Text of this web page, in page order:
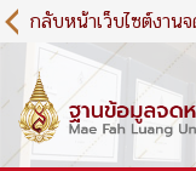
S
k
กลับหน้าเว็บไซต์งาน